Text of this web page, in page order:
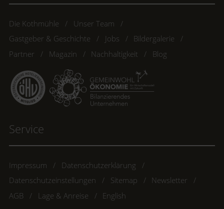
Die Kothmühle
Unser Team
Gastgeber & Geschichte
Jobs
Bildergalerie
Partner
Magazin Nachhaltigkeit Blog
Service
Impressum
Datenschutzerklärung
Datenschutzeinstellungen
Sitemap
Newsletter
AGB
Lage & Anreise English